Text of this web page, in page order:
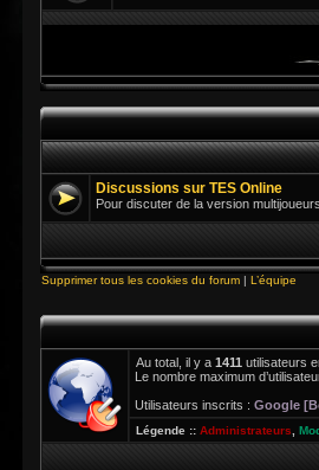
Discussions sur TES Online
Pour discuter de la version
Supprimer tous les cookies du forum | L’équipe
Au total, il y a 1411 utilisateurs
Le nombre maximum
Utilisateurs inscrits : Google
Légende :: Administrateurs